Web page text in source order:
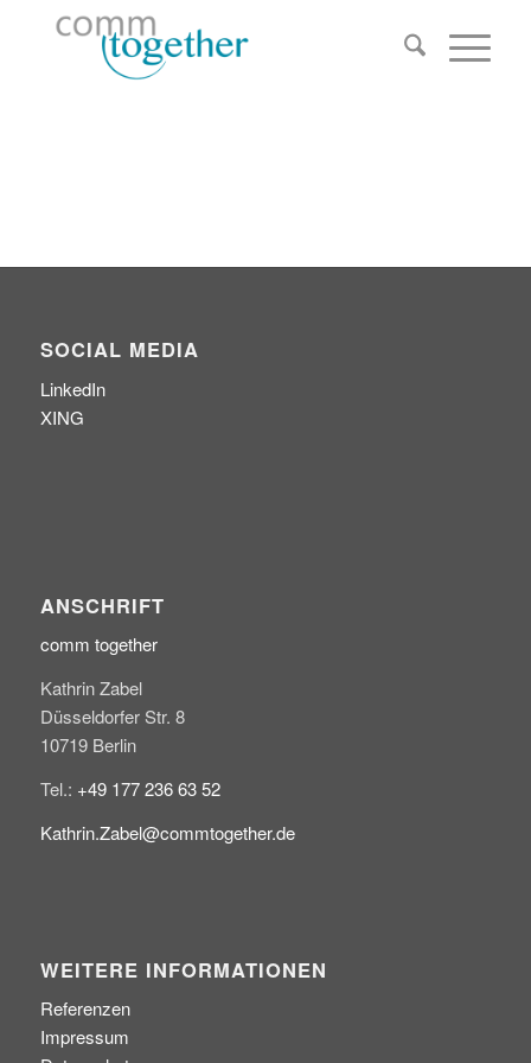
SOCIAL MEDIA
LinkedIn
XING
ANSCHRIFT
comm together
Kathrin Zabel
Düsseldorfer Str. 8
10719 Berlin
Tel.: +49 177 236 63 52
Kathrin.Zabel@commtogether.de
WEITERE INFORMATIONEN
Referenzen
Impressum